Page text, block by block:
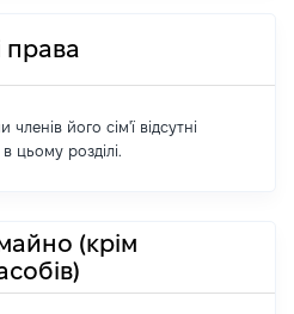
права
його сім'ї відсутні
цьому розділі.
(крім